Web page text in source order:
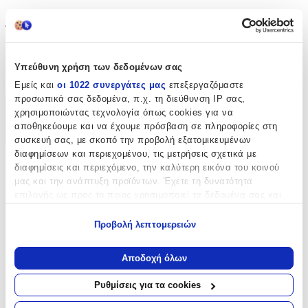
Υπεύθυνη χρήση των δεδομένων σας
Εμείς και οι 1022 συνεργάτες μας επεξεργαζόμαστε
προσωπικά σας δεδομένα, π.χ. τη διεύθυνση IP σας,
χρησιμοποιώντας τεχνολογία όπως cookies για να
αποθηκεύουμε και να έχουμε πρόσβαση σε πληροφορίες στη
συσκευή σας, με σκοπό την προβολή εξατομικευμένων
διαφημίσεων και περιεχομένου, τις μετρήσεις σχετικά με
διαφημίσεις και περιεχόμενο, την καλύτερη εικόνα του κοινού
μας και την ανάπτυξη προϊόντων. Έχετε τη δυνατότητα
Να συλλέξουμε πληροφορίες σχετικά με τη γεωγραφική
σας τοποθεσία, οι οποίες μπορεί να είναι ακριβείς σε
απόσταση μερικών μέτρων
Να αναγνωρίσουμε τη συσκευή σας σαρώνοντας ενεργά
Προβολή λεπτομερειών
Αποδοχή όλων
Ρυθμίσεις για τα cookies
Ύψος:
Χαρακτηριστικά
Χαρακτηριστικά
Χρώμα: